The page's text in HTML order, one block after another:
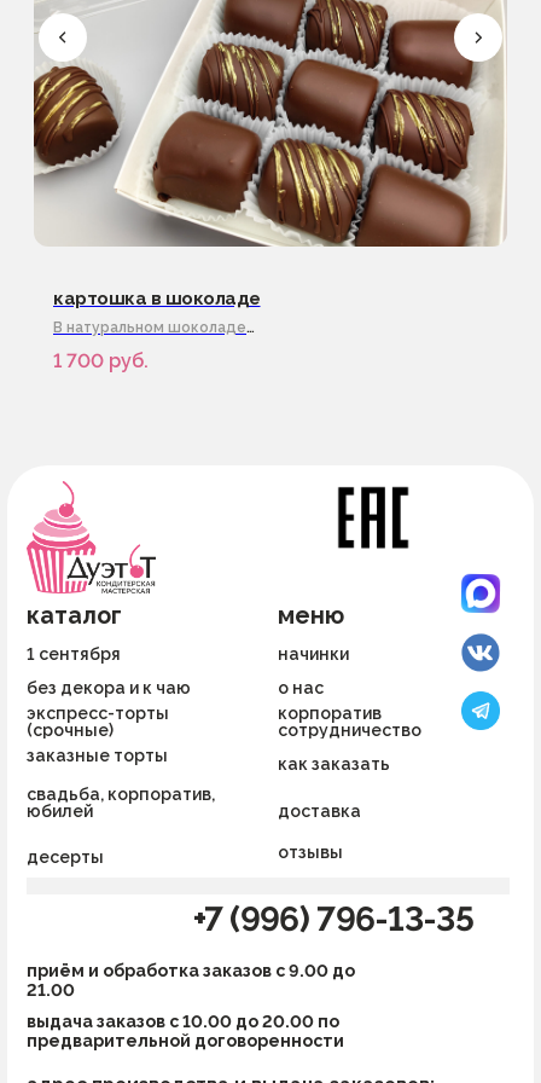
картошка в шоколаде
В натуральном шоколаде
1 700 руб.
ИНН 782617536250
ОГРНИП 322784700127696
г.Санкт-Петербург